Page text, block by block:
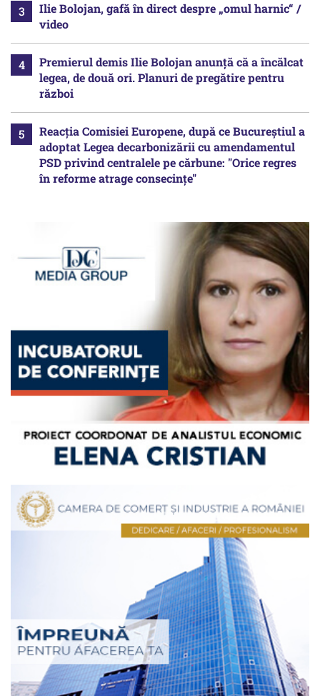
Ilie Bolojan, gafă în direct despre „omul harnic“ /
video
Premierul demis Ilie Bolojan anunță că a încălcat
legea, de două ori. Planuri de pregătire pentru
război
Reacția Comisiei Europene, după ce Bucureștiul a
adoptat Legea decarbonizării cu amendamentul
PSD privind centralele pe cărbune: "Orice regres
în reforme atrage consecințe"